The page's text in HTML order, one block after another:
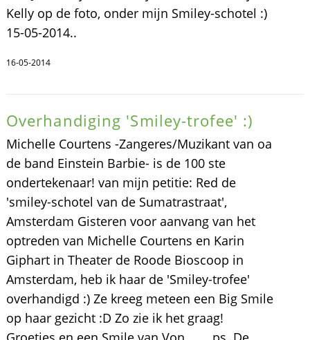
Kelly op de foto, onder mijn Smiley-schotel :)
15-05-2014..
16-05-2014
Overhandiging 'Smiley-trofee' :)
Michelle Courtens -Zangeres/Muzikant van oa
de band Einstein Barbie- is de 100 ste
ondertekenaar! van mijn petitie: Red de
'smiley-schotel van de Sumatrastraat',
Amsterdam Gisteren voor aanvang van het
optreden van Michelle Courtens en Karin
Giphart in Theater de Roode Bioscoop in
Amsterdam, heb ik haar de 'Smiley-trofee'
overhandigd :) Ze kreeg meteen een Big Smile
op haar gezicht :D Zo zie ik het graag!